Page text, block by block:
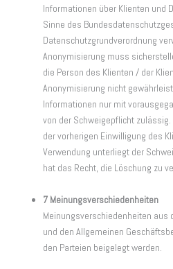
Informationen über Klienten und
Sinne des
Datenschutzgrundverordnung
Anonymisierung muss
die Person des Klienten / der
Anonymisierung nicht
Informationen nur mit
von der Schweigepflicht
der vorherigen Einwilligung des
Verwendung unterliegt der
hat das Recht, die Löschung zu
7 Meinungsverschiedenheiten
Meinungsverschiedenheiten aus
und den Allgemeinen
den Parteien beigelegt werden.